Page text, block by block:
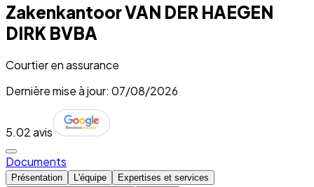
Zakenkantoor VAN DER HAEGEN
DIRK BVBA
Courtier en assurance
Dernière mise à jour: 07/08/2026
5.02 avis
Documents
Présentation L'équipe
Expertises et services